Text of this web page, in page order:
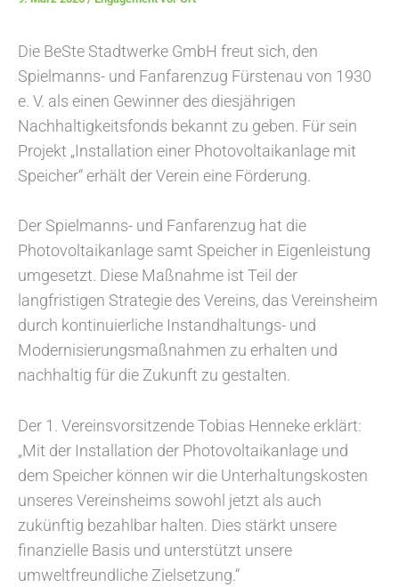
Die BeSte Stadtwerke GmbH freut sich, den
Spielmanns- und Fanfarenzug Fürstenau von 1930
e. V. als einen Gewinner des diesjährigen
Nachhaltigkeitsfonds bekannt zu geben. Für sein
Projekt „Installation einer Photovoltaikanlage mit
Speicher“ erhält der Verein eine Förderung.
Der Spielmanns- und Fanfarenzug hat die
Photovoltaikanlage samt Speicher in Eigenleistung
umgesetzt. Diese Maßnahme ist Teil der
langfristigen Strategie des Vereins, das Vereinsheim
durch kontinuierliche Instandhaltungs- und
Modernisierungsmaßnahmen zu erhalten und
nachhaltig für die Zukunft zu gestalten.
Der 1. Vereinsvorsitzende Tobias Henneke erklärt:
„Mit der Installation der Photovoltaikanlage und
dem Speicher können wir die Unterhaltungskosten
unseres Vereinsheims sowohl jetzt als auch
zukünftig bezahlbar halten. Dies stärkt unsere
finanzielle Basis und unterstützt unsere
umweltfreundliche Zielsetzung.“